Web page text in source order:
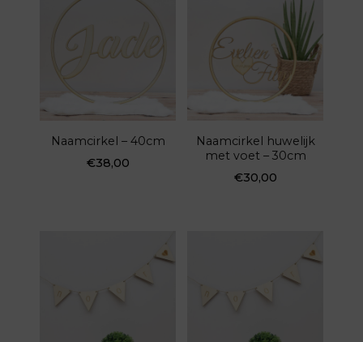
Naamcirkel – 40cm
€38,00
Naamcirkel huwelijk
met voet – 30cm
€30,00